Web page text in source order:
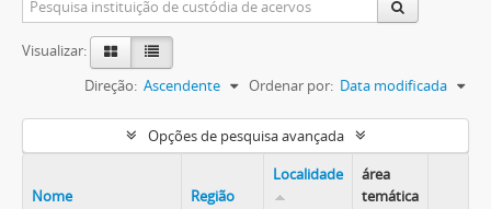
Visualizar:
Ordenar por: Data modificada
Direção: Ascendente
Opções de pesquisa avançada
Nome Região
Localidade
área
temática